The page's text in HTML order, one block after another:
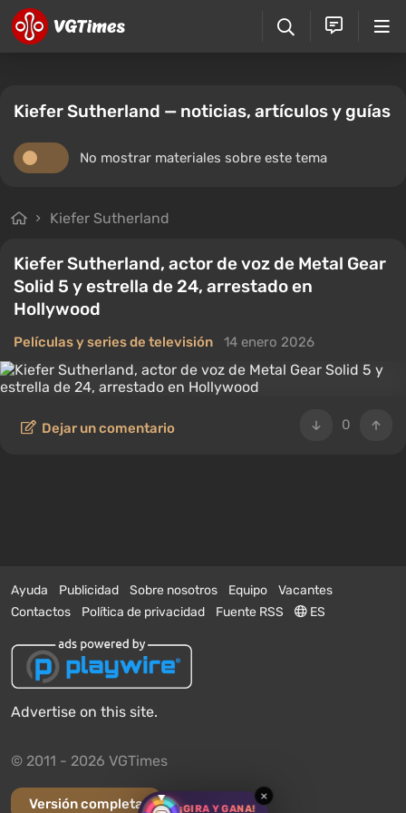
¡GIRA Y GANA!
×
Kiefer Sutherland — noticias, artículos y guías
No mostrar materiales sobre este tema
Kiefer Sutherland
Kiefer Sutherland, actor de voz de Metal Gear
Solid 5 y estrella de 24, arrestado en
Hollywood
Películas y series de televisión 14 enero 2026
0
Dejar un comentario
Ayuda Publicidad Sobre nosotros Equipo
Vacantes
Contactos
Política de privacidad Fuente RSS ES
Advertise on this site.
© 2011 - 2026 VGTimes
Versión completa